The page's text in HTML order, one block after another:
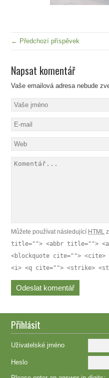
← Předchozí příspěvek
Napsat komentář
Vaše emailová adresa nebude
Můžete používat následující HTML
title=""> <abbr title="">
<blockquote cite=""> <cite>
<i> <q cite=""> <strike>
Přihlásit
Uživatelské jméno
Heslo